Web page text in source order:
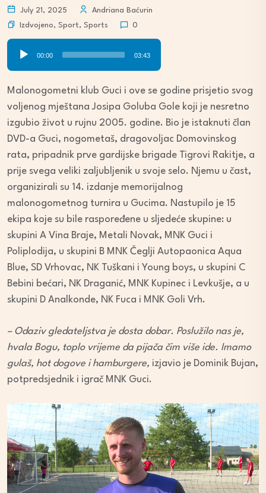
July 21, 2025
Andriana Baćurin
Izdvojeno, Sport, Sports 0
Audio
Player
00:00 03:43
Malonogometni klub Guci i ove se godine prisjetio svog
voljenog mještana Josipa Goluba Gole koji je nesretno
izgubio život u rujnu 2005. godine. Bio je istaknuti član
DVD-a Guci, nogometaš, dragovoljac Domovinskog
rata, pripadnik prve gardijske brigade Tigrovi Rakitje, a
prije svega veliki zaljubljenik u svoje selo. Njemu u čast,
organizirali su 14. izdanje memorijalnog
malonogometnog turnira u Gucima. Nastupilo je 15
ekipa koje su bile raspoređene u sljedeće skupine: u
skupini A Vina Braje, Metali Novak, MNK Guci i
Poliplodija, u skupini B MNK Čeglji Autopaonica Aqua
Blue, SD Vrhovac, NK Tuškani i Young boys, u skupini C
Bebini bećari, NK Draganić, MNK Kupinec i Levkušje, a u
skupini D Analkonde, NK Fuca i MNK Goli Vrh.
– Odaziv gledateljstva je dosta dobar. Poslužilo nas je,
hvala Bogu, toplo vrijeme da pijača čim više ide. Imamo
gulaš, hot dogove i hamburgere, izjavio je Dominik Bujan,
potpredsjednik i igrač MNK Guci.